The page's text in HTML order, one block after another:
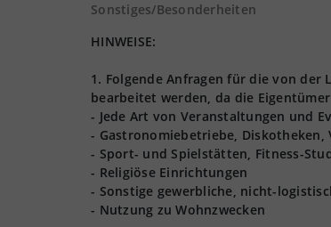
Sonstiges/Besonderheiten
HINWEISE:
1. Folgende Anfragen für die von
bearbeitet werden, da die
- Jede Art von Veranstaltungen und
- Gastronomiebetriebe, Diskotheken,
- Sport- und Spielstätten, Fitness-
- Religiöse Einrichtungen
- Sonstige gewerbliche, nicht-
- Nutzung zu Wohnzwecken